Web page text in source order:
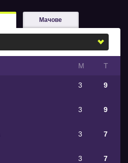
Мачове
М Т
3 9
3 9
3 7
3 7